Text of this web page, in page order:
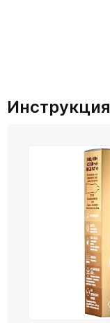
Инструкция